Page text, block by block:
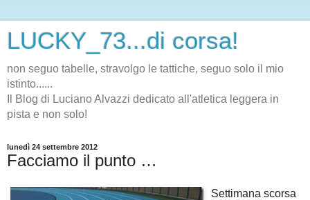
LUCKY_73...di corsa!
non seguo tabelle, stravolgo le tattiche, seguo solo il mio
istinto......
Il Blog di Luciano Alvazzi dedicato all'atletica leggera in
pista e non solo!
lunedì 24 settembre 2012
Facciamo il punto …
Settimana scorsa